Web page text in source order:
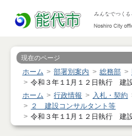
現在のページ
ホーム 部署別案内 総務部
令和３年１1月１２日執行 建
ホーム
行政情報 入札・契約
２ 建設コンサルタント等
令和３年１1月１２日執行 建